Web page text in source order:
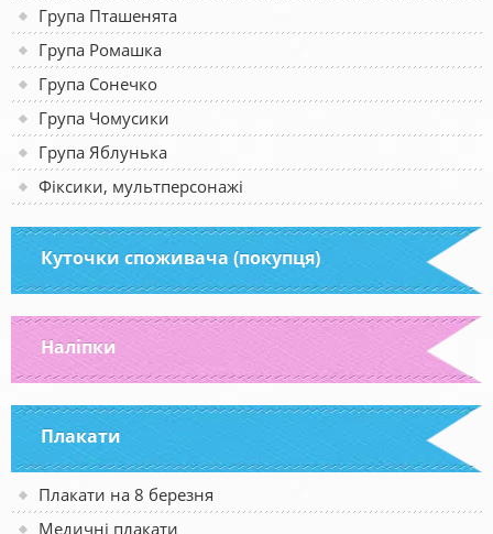
Група Пташенята
Група Ромашка
Група Сонечко
Група Чомусики
Група Яблунька
Фіксики, мультперсонажі
Куточки споживача (покупця)
Наліпки
Плакати
Плакати на 8 березня
Медичні плакати